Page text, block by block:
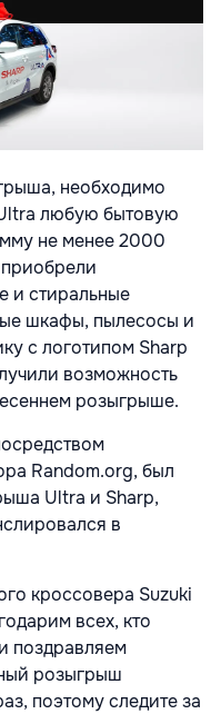
необходимо
любую бытовую
не менее 2000
и стиральные
шкафы, пылесосы и
с логотипом Sharp
возможность
розыгрыше.
Random.org, был
Ultra и Sharp,
в
кроссовера Suzuki
всех, кто
поздравляем
розыгрыш
поэтому следите за